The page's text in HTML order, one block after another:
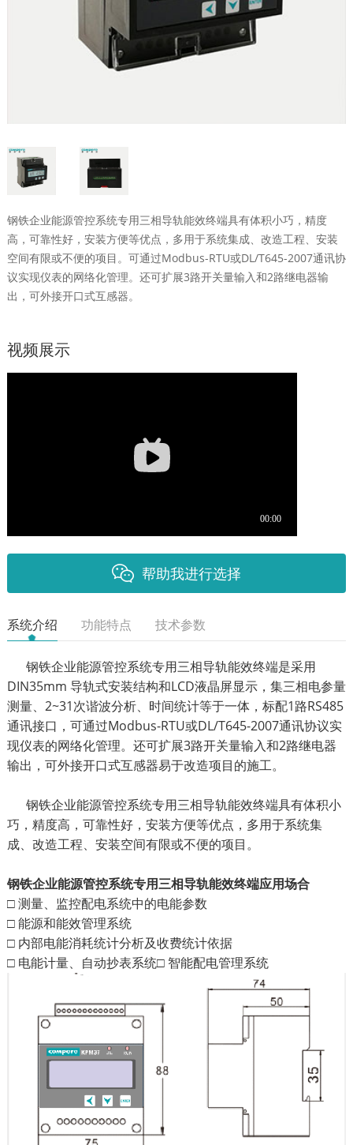
钢铁企业能源管控系统专用三相导轨能效终端具有体积小巧，精度
高，可靠性好，安装方便等优点，多用于系统集成、改造工程、安装
空间有限或不便的项目。可通过Modbus-RTU或DL/T645-2007通讯协
议实现仪表的网络化管理。还可扩展3路开关量输入和2路继电器输
出，可外接开口式互感器。
视频展示
帮助我进行选择
系统介绍 功能特点 技术参数
钢铁企业能源管控系统专用三相导轨能效终端是采用
DIN35mm 导轨式安装结构和LCD液晶屏显示，集三相电参量
测量、2~31次谐波分析、时间统计等于一体，标配1路RS485
通讯接口，可通过Modbus-RTU或DL/T645-2007通讯协议实
现仪表的网络化管理。还可扩展3路开关量输入和2路继电器
输出，可外接开口式互感器易于改造项目的施工。
钢铁企业能源管控系统专用三相导轨能效终端具有体积小
巧，精度高，可靠性好，安装方便等优点，多用于系统集
成、改造工程、安装空间有限或不便的项目。
钢铁企业能源管控系统专用三相导轨能效终端应用场合
□ 测量、监控配电系统中的电能参数
□ 能源和能效管理系统
□ 内部电能消耗统计分析及收费统计依据
□ 电能计量、自动抄表系统□ 智能配电管理系统